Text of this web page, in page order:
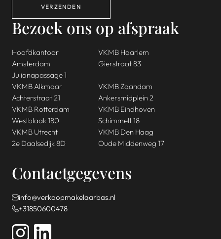
VERZENDEN
Bezoek ons op afspraak
Hoofdkantoor
Amsterdam
Julianapassage 1
VKMB Haarlem
Gierstraat 83
VKMB Alkmaar
Achterstraat 21
VKMB Zaandam
Ankersmidplein 2
VKMB Rotterdam
Westblaak 180
VKMB Eindhoven
Schimmelt 18
VKMB Utrecht
2e Daalsedijk 8D
VKMB Den Haag
Oude Middenweg 17
Contactgegevens
info@verkoopmakelaarbas.nl
+31850600478